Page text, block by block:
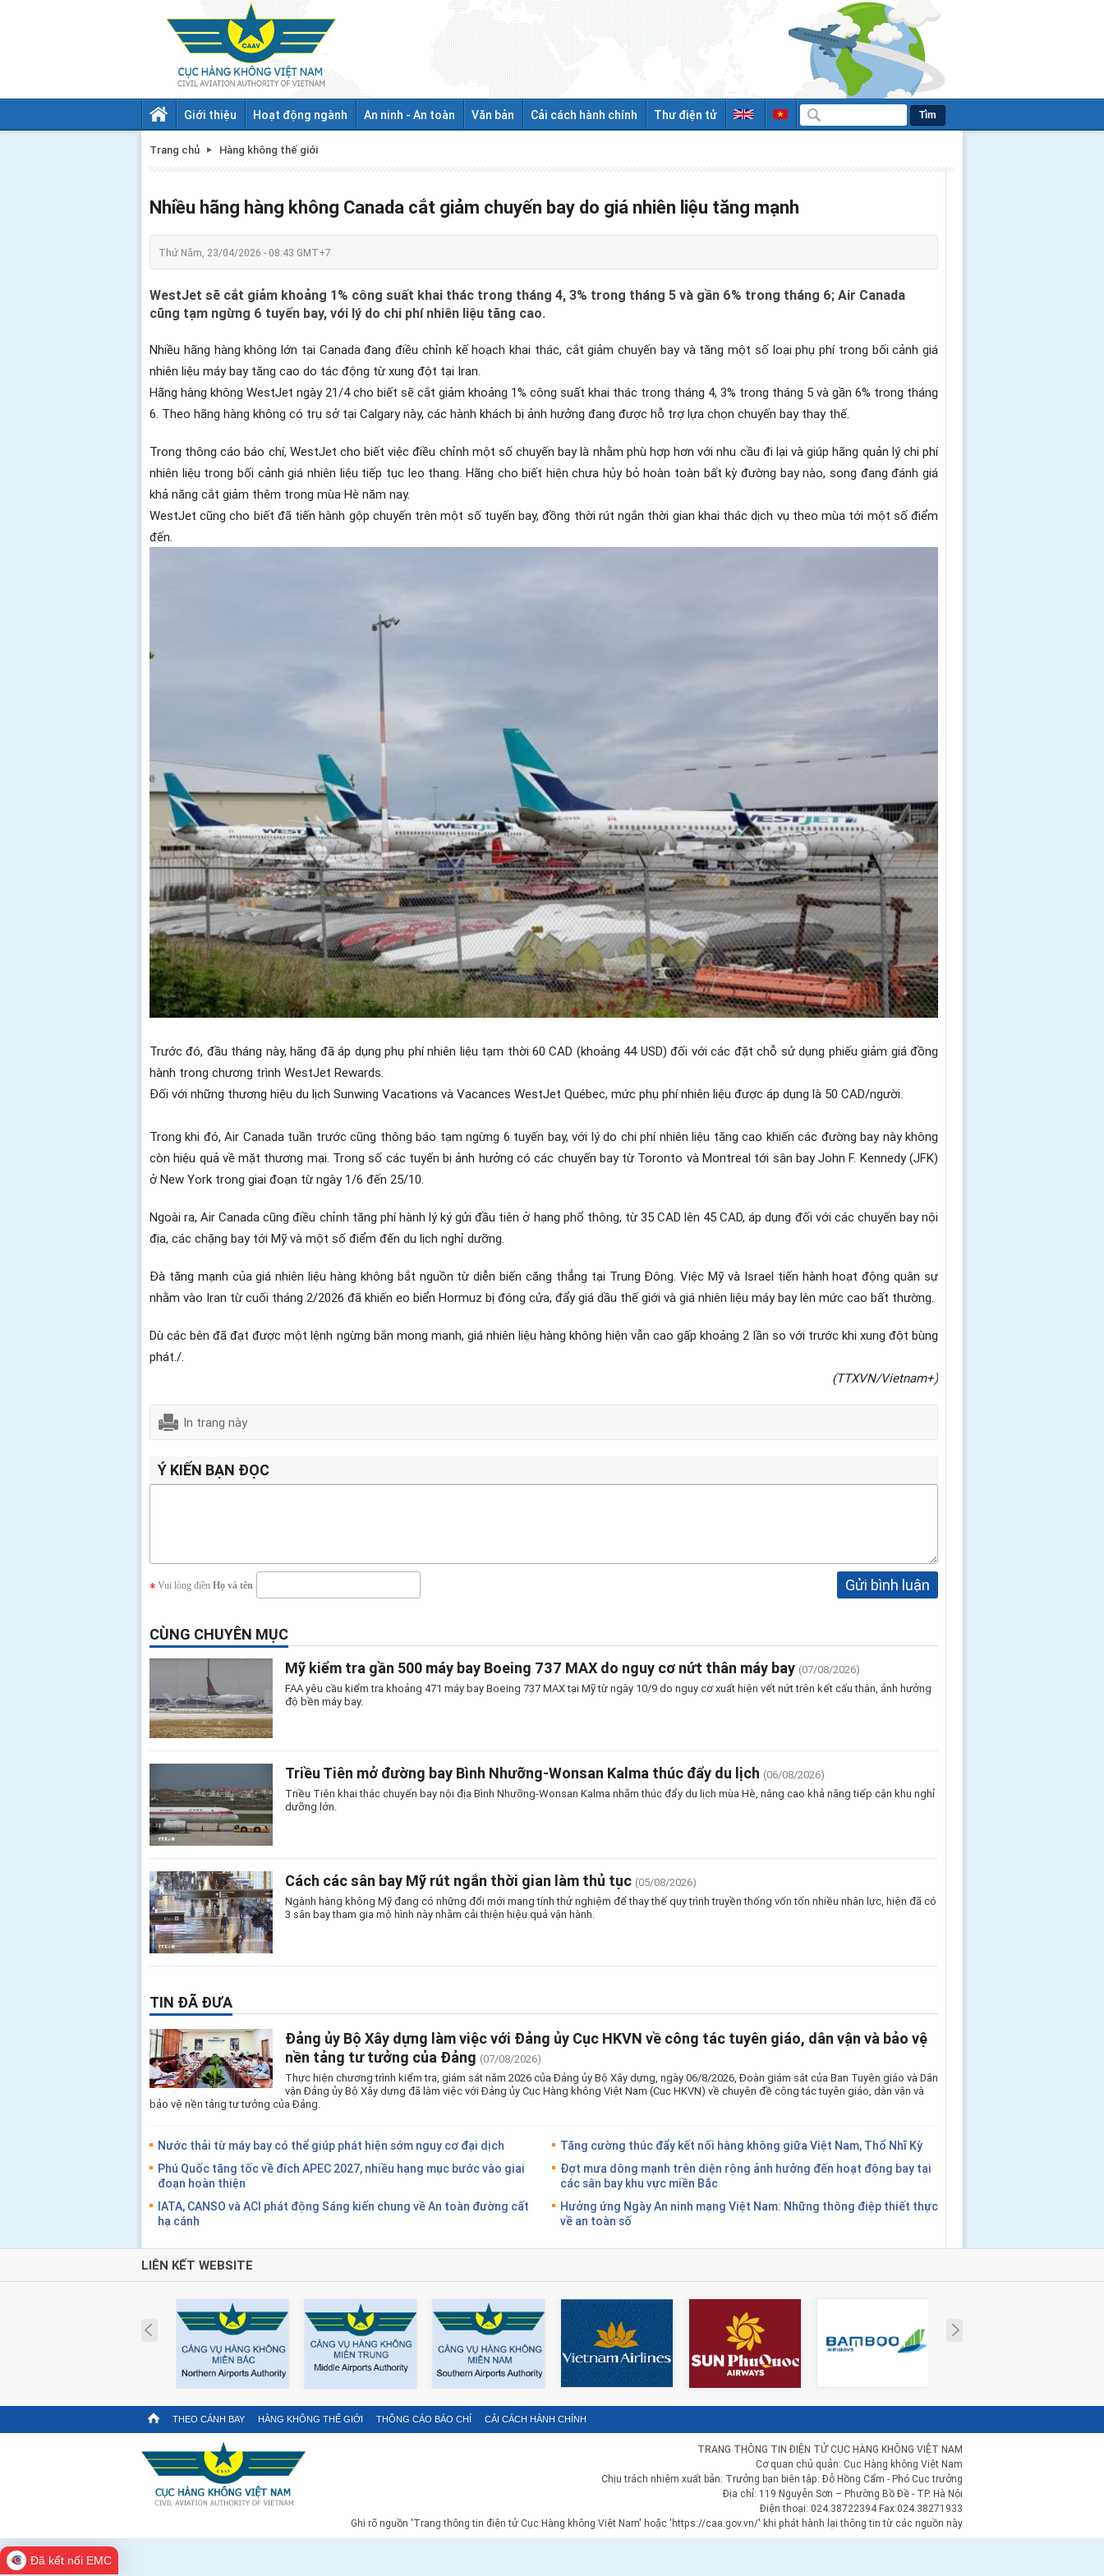
Giới thiệu Hoạt động ngành An ninh - An toàn Văn bản Cải cách hành chính Thư điện tử Tìm
Trang chủ Hàng không thế giới
Nhiều hãng hàng không Canada cắt giảm chuyến bay do giá nhiên liệu tăng mạnh
Thứ Năm, 23/04/2026 - 08:43 GMT+7
WestJet sẽ cắt giảm khoảng 1% công suất khai thác trong tháng 4, 3% trong tháng 5 và gần 6% trong tháng 6; Air Canada
cũng tạm ngừng 6 tuyến bay, với lý do chi phí nhiên liệu tăng cao.
Nhiều hãng hàng không lớn tại Canada đang điều chỉnh kế hoạch khai thác, cắt giảm chuyến bay và tăng một số loại phụ phí trong bối cảnh giá
nhiên liệu máy bay tăng cao do tác động từ xung đột tại Iran.
Hãng hàng không WestJet ngày 21/4 cho biết sẽ cắt giảm khoảng 1% công suất khai thác trong tháng 4, 3% trong tháng 5 và gần 6% trong tháng
6. Theo hãng hàng không có trụ sở tại Calgary này, các hành khách bị ảnh hưởng đang được hỗ trợ lựa chọn chuyến bay thay thế.
Trong thông cáo báo chí, WestJet cho biết việc điều chỉnh một số chuyến bay là nhằm phù hợp hơn với nhu cầu đi lại và giúp hãng quản lý chi phí
nhiên liệu trong bối cảnh giá nhiên liệu tiếp tục leo thang. Hãng cho biết hiện chưa hủy bỏ hoàn toàn bất kỳ đường bay nào, song đang đánh giá
khả năng cắt giảm thêm trong mùa Hè năm nay.
WestJet cũng cho biết đã tiến hành gộp chuyến trên một số tuyến bay, đồng thời rút ngắn thời gian khai thác dịch vụ theo mùa tới một số điểm
đến.
Trước đó, đầu tháng này, hãng đã áp dụng phụ phí nhiên liệu tạm thời 60 CAD (khoảng 44 USD) đối với các đặt chỗ sử dụng phiếu giảm giá đồng
hành trong chương trình WestJet Rewards.
Đối với những thương hiệu du lịch Sunwing Vacations và Vacances WestJet Québec, mức phụ phí nhiên liệu được áp dụng là 50 CAD/người.
Trong khi đó, Air Canada tuần trước cũng thông báo tạm ngừng 6 tuyến bay, với lý do chi phí nhiên liệu tăng cao khiến các đường bay này không
còn hiệu quả về mặt thương mại. Trong số các tuyến bị ảnh hưởng có các chuyến bay từ Toronto và Montreal tới sân bay John F. Kennedy (JFK)
ở New York trong giai đoạn từ ngày 1/6 đến 25/10.
Ngoài ra, Air Canada cũng điều chỉnh tăng phí hành lý ký gửi đầu tiên ở hạng phổ thông, từ 35 CAD lên 45 CAD, áp dụng đối với các chuyến bay nội
địa, các chặng bay tới Mỹ và một số điểm đến du lịch nghỉ dưỡng.
Đà tăng mạnh của giá nhiên liệu hàng không bắt nguồn từ diễn biến căng thẳng tại Trung Đông. Việc Mỹ và Israel tiến hành hoạt động quân sự
nhằm vào Iran từ cuối tháng 2/2026 đã khiến eo biển Hormuz bị đóng cửa, đẩy giá dầu thế giới và giá nhiên liệu máy bay lên mức cao bất thường.
Dù các bên đã đạt được một lệnh ngừng bắn mong manh, giá nhiên liệu hàng không hiện vẫn cao gấp khoảng 2 lần so với trước khi xung đột bùng
phát./.
(TTXVN/Vietnam+)
In trang này
Ý KIẾN BẠN ĐỌC
Vui lòng điền Họ và tên Gửi bình luận
CÙNG CHUYÊN MỤC
Mỹ kiểm tra gần 500 máy bay Boeing 737 MAX do nguy cơ nứt thân máy bay (07/08/2026)
FAA yêu cầu kiểm tra khoảng 471 máy bay Boeing 737 MAX tại Mỹ từ ngày 10/9 do nguy cơ xuất hiện vết nứt trên kết cấu thân, ảnh hưởng
độ bền máy bay.
Triều Tiên mở đường bay Bình Nhưỡng-Wonsan Kalma thúc đẩy du lịch (06/08/2026)
Triều Tiên khai thác chuyến bay nội địa Bình Nhưỡng-Wonsan Kalma nhằm thúc đẩy du lịch mùa Hè, nâng cao khả năng tiếp cận khu nghỉ
dưỡng lớn.
Cách các sân bay Mỹ rút ngắn thời gian làm thủ tục (05/08/2026)
Ngành hàng không Mỹ đang có những đổi mới mang tính thử nghiệm để thay thế quy trình truyền thống vốn tốn nhiều nhân lực, hiện đã có
3 sân bay tham gia mô hình này nhằm cải thiện hiệu quả vận hành.
TIN ĐÃ ĐƯA
Đảng ủy Bộ Xây dựng làm việc với Đảng ủy Cục HKVN về công tác tuyên giáo, dân vận và bảo vệ
nền tảng tư tưởng của Đảng (07/08/2026)
Thực hiện chương trình kiểm tra, giám sát năm 2026 của Đảng ủy Bộ Xây dựng, ngày 06/8/2026, Đoàn giám sát của Ban Tuyên giáo và Dân
vận Đảng ủy Bộ Xây dựng đã làm việc với Đảng ủy Cục Hàng không Việt Nam (Cục HKVN) về chuyên đề công tác tuyên giáo, dân vận và
bảo vệ nền tảng tư tưởng của Đảng.
Nước thải từ máy bay có thể giúp phát hiện sớm nguy cơ đại dịch
Phú Quốc tăng tốc về đích APEC 2027, nhiều hạng mục bước vào giai
đoạn hoàn thiện
IATA, CANSO và ACI phát động Sáng kiến chung về An toàn đường cất
hạ cánh
Tăng cường thúc đẩy kết nối hàng không giữa Việt Nam, Thổ Nhĩ Kỳ
Đợt mưa dông mạnh trên diện rộng ảnh hưởng đến hoạt động bay tại
các sân bay khu vực miền Bắc
Hưởng ứng Ngày An ninh mạng Việt Nam: Những thông điệp thiết thực
về an toàn số
LIÊN KẾT WEBSITE
Prev
THEO CÁNH BAY HÀNG KHÔNG THẾ GIỚI THÔNG CÁO BÁO CHÍ CẢI CÁCH HÀNH CHÍNH
TRANG THÔNG TIN ĐIỆN TỬ CỤC HÀNG KHÔNG VIỆT NAM
Cơ quan chủ quản: Cục Hàng không Việt Nam
Chịu trách nhiệm xuất bản: Trưởng ban biên tập: Đỗ Hồng Cẩm - Phó Cục trưởng
Địa chỉ: 119 Nguyễn Sơn – Phường Bồ Đề - TP. Hà Nội
Điện thoại: 024.38722394 Fax:024.38271933
Ghi rõ nguồn 'Trang thông tin điện tử Cục Hàng không Việt Nam' hoặc 'https://caa.gov.vn/' khi phát hành lại thông tin từ các nguồn này
Đã kết nối EMC